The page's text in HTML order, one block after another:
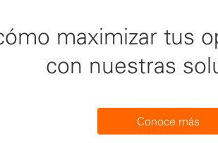
maximizar tus
con nuestras
Conoce más